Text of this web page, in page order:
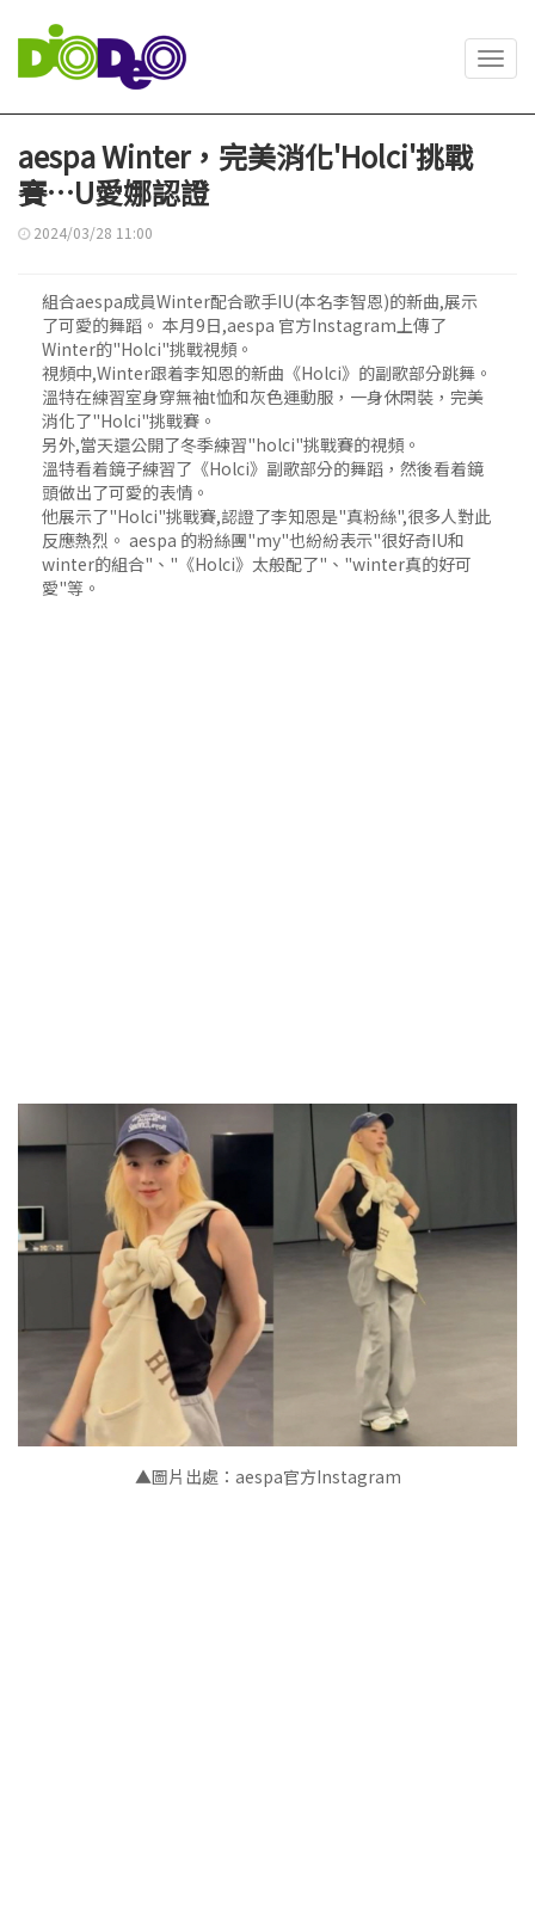
aespa Winter，完美消化'Holci'挑戰
賽…U愛娜認證
2024/03/28 11:00
組合aespa成員Winter配合歌手IU(本名李智恩)的新曲,展示
了可愛的舞蹈。 本月9日,aespa 官方Instagram上傳了
Winter的"Holci"挑戰視頻。
視頻中,Winter跟着李知恩的新曲《Holci》的副歌部分跳舞。
溫特在練習室身穿無袖t恤和灰色運動服，一身休閑裝，完美
消化了"Holci"挑戰賽。
另外,當天還公開了冬季練習"holci"挑戰賽的視頻。
溫特看着鏡子練習了《Holci》副歌部分的舞蹈，然後看着鏡
頭做出了可愛的表情。
他展示了"Holci"挑戰賽,認證了李知恩是"真粉絲",很多人對此
反應熱烈。 aespa 的粉絲團"my"也紛紛表示"很好奇IU和
winter的組合"、"《Holci》太般配了"、"winter真的好可
愛"等。
▲圖片出處：aespa官方Instagram